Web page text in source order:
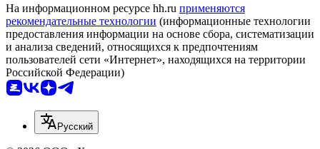
На информационном ресурсе hh.ru применяются
рекомендательные технологии (информационные технологии
предоставления информации на основе сбора, систематизации
и анализа сведений, относящихся к предпочтениям
пользователей сети «Интернет», находящихся на территории
Российской Федерации)
Русский